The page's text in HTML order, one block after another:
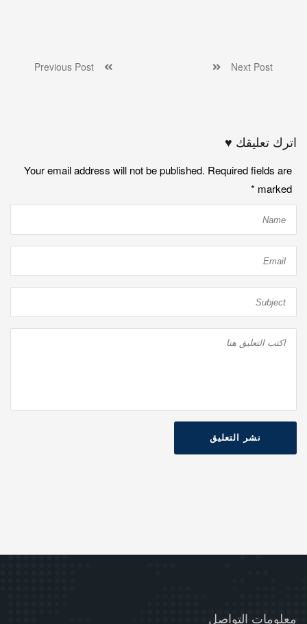
Next Post
اترك تعليقك ♥
Your email address will not be published. Required fields are
marked
*
نشر التعليق
معلومات التواصل